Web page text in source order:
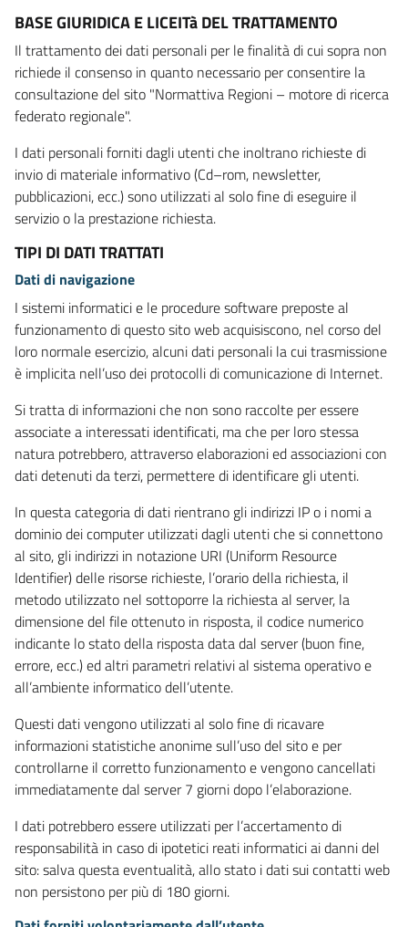
BASE GIURIDICA E LICEITà DEL TRATTAMENTO
Il trattamento dei dati personali per le finalità di cui sopra non
richiede il consenso in quanto necessario per consentire la
consultazione del sito "Normattiva Regioni – motore di ricerca
federato regionale".
I dati personali forniti dagli utenti che inoltrano richieste di
invio di materiale informativo (Cd–rom, newsletter,
pubblicazioni, ecc.) sono utilizzati al solo fine di eseguire il
servizio o la prestazione richiesta.
TIPI DI DATI TRATTATI
Dati di navigazione
I sistemi informatici e le procedure software preposte al
funzionamento di questo sito web acquisiscono, nel corso del
loro normale esercizio, alcuni dati personali la cui trasmissione
è implicita nell’uso dei protocolli di comunicazione di Internet.
Si tratta di informazioni che non sono raccolte per essere
associate a interessati identificati, ma che per loro stessa
natura potrebbero, attraverso elaborazioni ed associazioni con
dati detenuti da terzi, permettere di identificare gli utenti.
In questa categoria di dati rientrano gli indirizzi IP o i nomi a
dominio dei computer utilizzati dagli utenti che si connettono
al sito, gli indirizzi in notazione URI (Uniform Resource
Identifier) delle risorse richieste, l’orario della richiesta, il
metodo utilizzato nel sottoporre la richiesta al server, la
dimensione del file ottenuto in risposta, il codice numerico
indicante lo stato della risposta data dal server (buon fine,
errore, ecc.) ed altri parametri relativi al sistema operativo e
all’ambiente informatico dell’utente.
Questi dati vengono utilizzati al solo fine di ricavare
informazioni statistiche anonime sull’uso del sito e per
controllarne il corretto funzionamento e vengono cancellati
immediatamente dal server 7 giorni dopo l’elaborazione.
I dati potrebbero essere utilizzati per l’accertamento di
responsabilità in caso di ipotetici reati informatici ai danni del
sito: salva questa eventualità, allo stato i dati sui contatti web
non persistono per più di 180 giorni.